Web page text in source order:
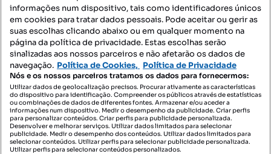
informações num dispositivo, tais como identificadores únicos
em cookies para tratar dados pessoais. Pode aceitar ou gerir as
suas escolhas clicando abaixo ou em qualquer momento na
página da política de privacidade. Estas escolhas serão
sinalizadas aos nossos parceiros e não afetarão os dados de
navegação. Política de Cookies, Política de Privacidade
Nós e os nossos parceiros tratamos os dados para fornecermos:
Utilizar dados de geolocalização precisos. Procurar ativamente as características
do dispositivo para identificação. Compreender os públicos através de estatísticas
ou combinações de dados de diferentes fontes. Armazenar e/ou aceder a
informações num dispositivo. Medir o desempenho da publicidade. Criar perfis
para personalizar conteúdos. Criar perfis para publicidade personalizada.
Desenvolver e melhorar serviços. Utilizar dados limitados para selecionar
publicidade. Medir o desempenho dos conteúdos. Utilizar dados limitados para
selecionar conteúdos. Utilizar perfis para selecionar publicidade personalizada.
Utilizar perfis para selecionar conteúdos personalizados.